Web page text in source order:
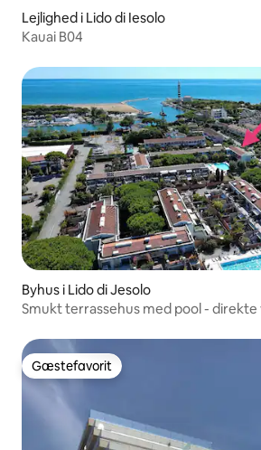
Lejlighed i Lido di Iesolo
Kauai B04
Byhus i Lido di Jesolo
Smukt terrassehus med pool -
Gæstefavorit
Gæstefavorit